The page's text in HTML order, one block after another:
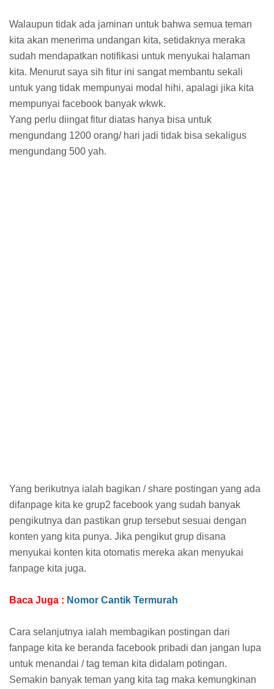
Walaupun tidak ada jaminan untuk bahwa semua teman
kita akan menerima undangan kita, setidaknya meraka
sudah mendapatkan notifikasi untuk menyukai halaman
kita. Menurut saya sih fitur ini sangat membantu sekali
untuk yang tidak mempunyai modal hihi, apalagi jika kita
mempunyai facebook banyak wkwk.
Yang perlu diingat fitur diatas hanya bisa untuk
mengundang 1200 orang/ hari jadi tidak bisa sekaligus
mengundang 500 yah.
Yang berikutnya ialah bagikan / share postingan yang ada
difanpage kita ke grup2 facebook yang sudah banyak
pengikutnya dan pastikan grup tersebut sesuai dengan
konten yang kita punya. Jika pengikut grup disana
menyukai konten kita otomatis mereka akan menyukai
fanpage kita juga.
Baca Juga : Nomor Cantik Termurah
Cara selanjutnya ialah membagikan postingan dari
fanpage kita ke beranda facebook pribadi dan jangan lupa
untuk menandai / tag teman kita didalam potingan.
Semakin banyak teman yang kita tag maka kemungkinan